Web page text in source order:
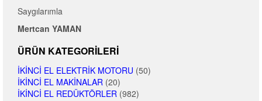
Saygılarımla
Mertcan YAMAN
ÜRÜN KATEGORILERI
İKINCI EL ELEKTRIK MOTORU (50)
İKINCI EL MAKINALAR (20)
İKINCI EL REDÜKTÖRLER (982)